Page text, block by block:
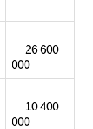
26 600
000
10 400
000